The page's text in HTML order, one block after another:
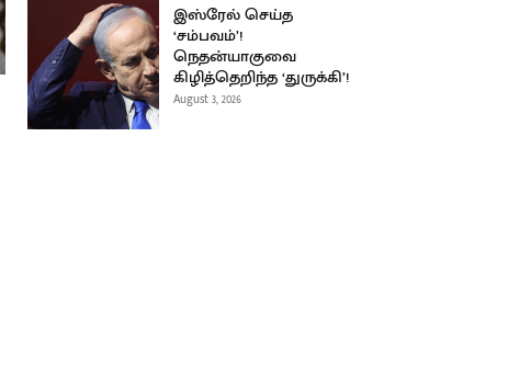
இஸ்ரேல் செய்த
‘சம்பவம்’!
நெதன்யாகுவை
கிழித்தெறிந்த ‘துருக்கி’!
August 3, 2026